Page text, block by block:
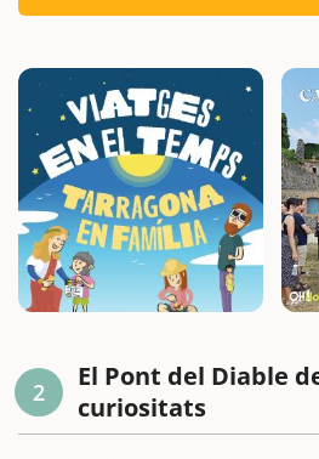
2
El Pont del Diable
curiositats